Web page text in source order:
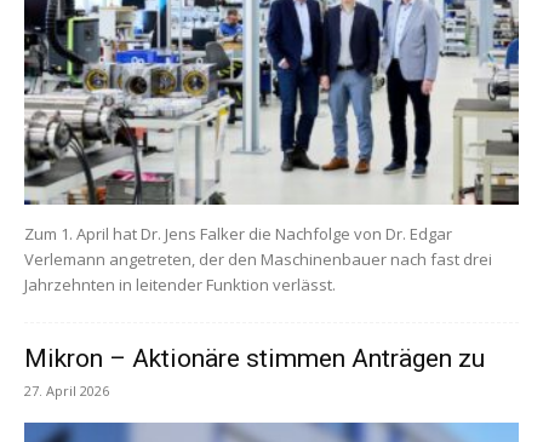
Zum 1. April hat Dr. Jens Falker die Nachfolge von Dr. Edgar
Verlemann angetreten, der den Maschinenbauer nach fast drei
Jahrzehnten in leitender Funktion verlässt.
Mikron – Aktionäre stimmen Anträgen zu
27. April 2026